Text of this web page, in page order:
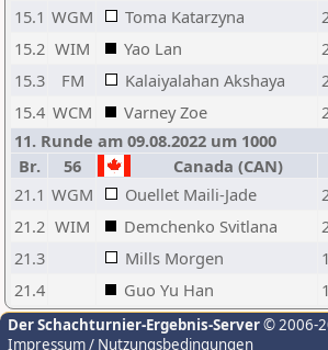
15.1 WGM Toma Katarzyna
15.2 WIM Yao Lan
15.3
FM Kalaiyalahan Akshaya
15.4 WCM Varney Zoe
11. Runde am 09.08.2022 um 1000
Br.
56 Canada (CAN)
21.1 WGM Ouellet Maili-Jade
21.2 WIM Demchenko Svitlana
21.3
Mills Morgen
21.4
Guo Yu Han
Der Schachturnier-Ergebnis-Server© 2006-
Impressum / Nutzungsbedingungen